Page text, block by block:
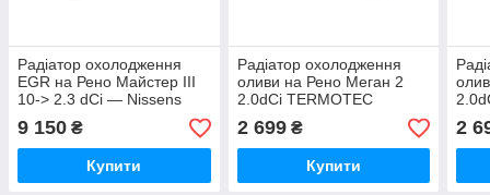
Радіатор охолодження
EGR на Рено Майстер III
10-> 2.3 dCi — Nissens
(Данія) 989287
9 150 ₴
Купити
Радіатор охолодження
оливи на Рено Меган 2
2.0dCi TERMOTEC
(Польща) D4R008TT
2 699₴
Купити
2